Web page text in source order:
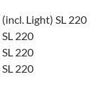
Light) SL 220
220
220
220